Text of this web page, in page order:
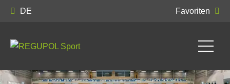
DE Favoriten